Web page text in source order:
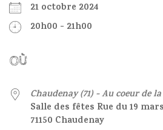
21 octobre 2024
20h00 - 21h00
OÙ
Chaudenay (71) - Au coeur de
Salle des fêtes Rue du 19
71150 Chaudenay